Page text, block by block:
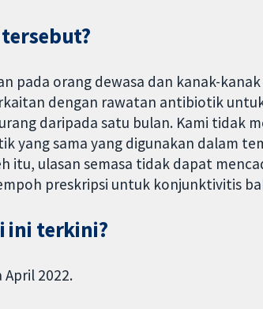
pada orang dewasa dan kanak-
dengan rawatan antibiotik
daripada satu bulan. Kami tidak
yang sama yang digunakan dalam
itu, ulasan semasa tidak dapat
preskripsi untuk konjunktivitis
ini terkini?
2022.